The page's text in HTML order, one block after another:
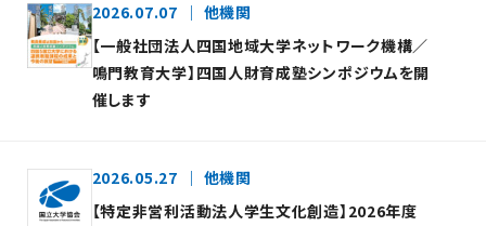
2026.07.07
他機関
【一般社団法人四国地域大学ネットワーク機構／
鳴門教育大学】四国人財育成塾シンポジウムを開
催します
2026.05.27
他機関
【特定非営利活動法人学生文化創造】2026年度